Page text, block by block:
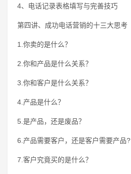
4、电话记录表格填写与完善技巧
第四讲、成功电话营销的十三大思考
1.你卖的是什么？
2.你和产品是什么关系？
3.你和客户是什么关系？
4.产品是什么？
5.是产品，还是废品？
6.产品需要客户，还是客户需要产品?
7.客户究竟买的是什么？